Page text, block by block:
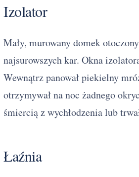
Izolator
Mały, murowany domek
najsurowszych kar. Okna
Wewnątrz panował piekielny
otrzymywał na noc żadnego
śmiercią z wychłodzenia lub
Łaźnia